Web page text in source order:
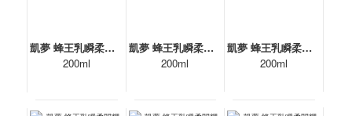
凱夢 蜂王乳瞬柔閃耀護髮膜
200ml
凱夢 蜂王乳瞬柔閃耀護髮膜
200ml
凱夢 蜂王乳瞬柔閃耀護髮膜
200ml